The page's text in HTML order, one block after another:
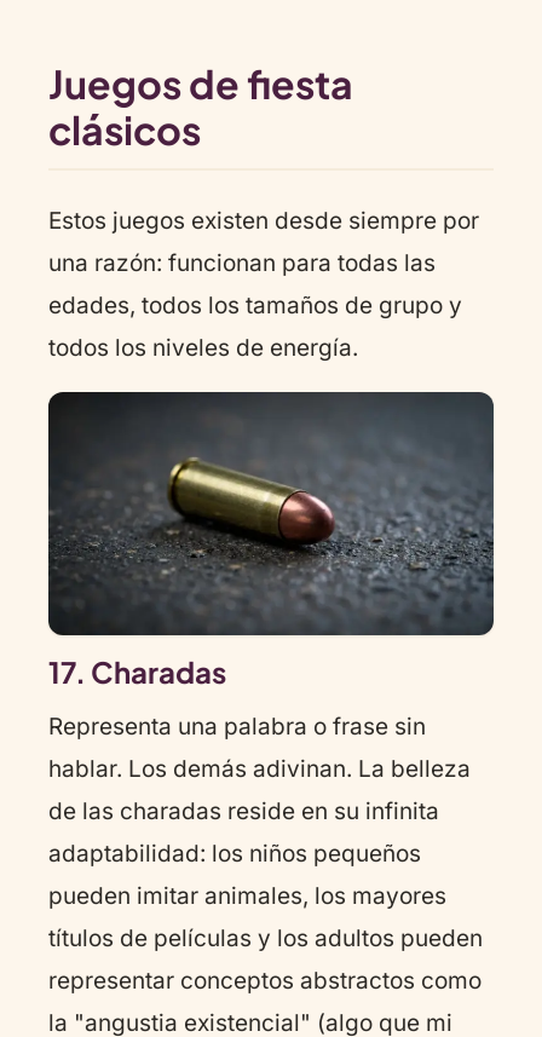
Juegos de fiesta
clásicos
Estos juegos existen desde siempre por
una razón: funcionan para todas las
edades, todos los tamaños de grupo y
todos los niveles de energía.
17. Charadas
Representa una palabra o frase sin
hablar. Los demás adivinan. La belleza
de las charadas reside en su infinita
adaptabilidad: los niños pequeños
pueden imitar animales, los mayores
títulos de películas y los adultos pueden
representar conceptos abstractos como
la "angustia existencial" (algo que mi